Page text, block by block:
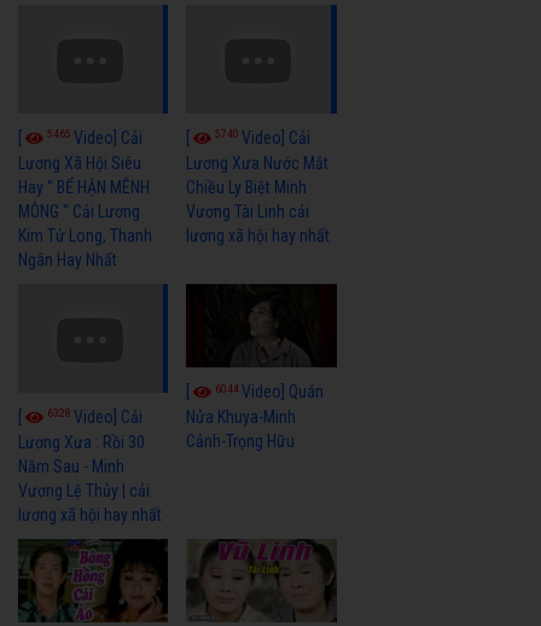
[ 5465 Video] Cải
Lương Xã Hội Siêu
Hay " BỂ HẬN MÊNH
MÔNG " Cải Lương
Kim Tử Long, Thanh
Ngân Hay Nhất
[ 5740Video] Cải
Lương Xưa Nước Mắt
Chiều Ly Biệt Minh
Vương Tài Linh cải
lương xã hội hay nhất
[ 6328 Video] Cải
Lương Xưa : Rồi 30
Năm Sau - Minh
Vương Lệ Thủy | cải
lương xã hội hay nhất
6044Video] Quán
Nửa Khuya-Minh
Cảnh-Trọng Hữu